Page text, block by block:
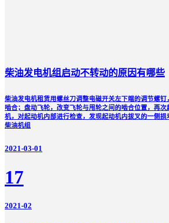
柴油发电机组启动不转动的原因有哪些
柴油发电机租赁用螺丝刀调整电磁开关左下端的调节螺
啮合；盘动飞轮，改变飞轮与甩轮之间的啮合位置，再
机，对起动机内部进行检查，发现起动机内拔叉的一侧
柴油机组
2021-03-01
17
2021-02